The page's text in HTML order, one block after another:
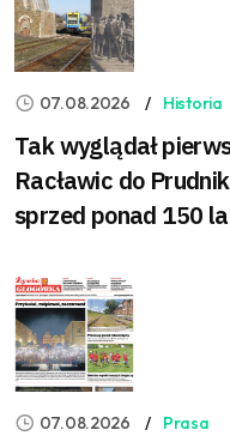
07.08.2026 Historia
Tak wyglądał
Racławic do
sprzed ponad 150
07.08.2026 Prasa